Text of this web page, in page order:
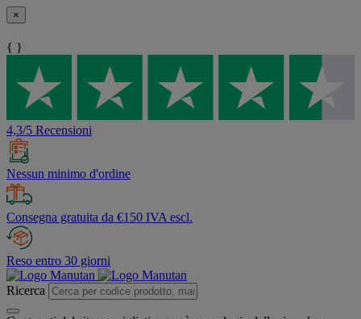
×
{ }
4,3/5 Recensioni
Nessun minimo d'ordine
Consegna gratuita da €150 IVA escl.
Reso entro 30 giorni
Ricerca